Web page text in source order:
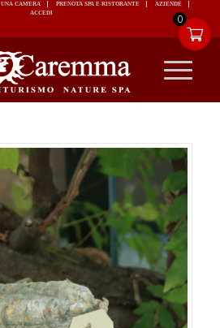
0
PRENOTA UNA CAMERA PRENOTA SPA E RISTORANTE